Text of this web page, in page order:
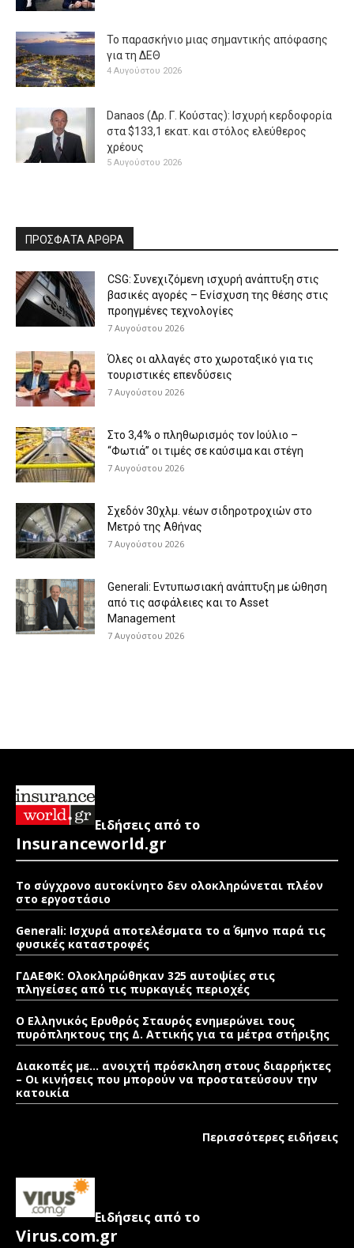
Το παρασκήνιο μιας σημαντικής απόφασης
για τη ΔΕΘ
4 Αυγούστου 2026
Danaos (Δρ. Γ. Κούστας): Ισχυρή κερδοφορία
στα $133,1 εκατ. και στόλος ελεύθερος
χρέους
5 Αυγούστου 2026
ΠΡΟΣΦΑΤΑ ΑΡΘΡΑ
CSG: Συνεχιζόμενη ισχυρή ανάπτυξη στις
βασικές αγορές – Ενίσχυση της θέσης στις
προηγμένες τεχνολογίες
7 Αυγούστου 2026
Όλες οι αλλαγές στο χωροταξικό για τις
τουριστικές επενδύσεις
7 Αυγούστου 2026
Στο 3,4% ο πληθωρισμός τον Ιούλιο –
“Φωτιά” οι τιμές σε καύσιμα και στέγη
7 Αυγούστου 2026
Σχεδόν 30χλμ. νέων σιδηροτροχιών στο
Μετρό της Αθήνας
7 Αυγούστου 2026
Generali: Eντυπωσιακή ανάπτυξη με ώθηση
από τις ασφάλειες και το Asset
Management
7 Αυγούστου 2026
Ειδήσεις από το
Insuranceworld.gr
Το σύγχρονο αυτοκίνητο δεν ολοκληρώνεται πλέον
στο εργοστάσιο
Generali: Ισχυρά αποτελέσματα το α΄ 6μηνο παρά τις
φυσικές καταστροφές
ΓΔΑΕΦΚ: Ολοκληρώθηκαν 325 αυτοψίες στις
πληγείσες από τις πυρκαγιές περιοχές
Ο Ελληνικός Ερυθρός Σταυρός ενημερώνει τους
πυρόπληκτους της Δ. Αττικής για τα μέτρα στήριξης
Διακοπές με… ανοιχτή πρόσκληση στους διαρρήκτες
– Οι κινήσεις που μπορούν να προστατεύσουν την
κατοικία
Περισσότερες ειδήσεις
Ειδήσεις από το
Virus.com.gr